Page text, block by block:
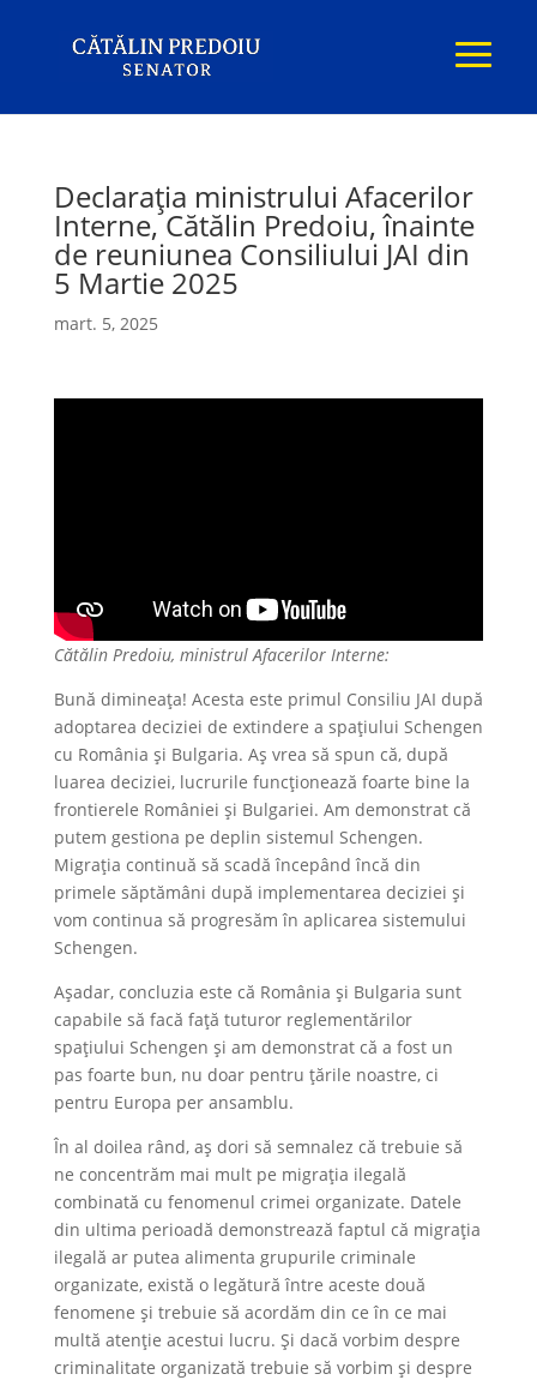
Declarația ministrului Afacerilor
Interne, Cătălin Predoiu, înainte
de reuniunea Consiliului JAI din
5 Martie 2025
mart. 5, 2025
Cătălin Predoiu, ministrul Afacerilor Interne:
Bună dimineaţa! Acesta este primul Consiliu JAI după
adoptarea deciziei de extindere a spațiului Schengen
cu România și Bulgaria. Aș vrea să spun că, după
luarea deciziei, lucrurile funcţionează foarte bine la
frontierele României și Bulgariei. Am demonstrat că
putem gestiona pe deplin sistemul Schengen.
Migrația continuă să scadă începând încă din
primele săptămâni după implementarea deciziei și
vom continua să progresăm în aplicarea sistemului
Schengen.
Așadar, concluzia este că România și Bulgaria sunt
capabile să facă față tuturor reglementărilor
spațiului Schengen și am demonstrat că a fost un
pas foarte bun, nu doar pentru țările noastre, ci
pentru Europa per ansamblu.
În al doilea rând, aș dori să semnalez că trebuie să
ne concentrăm mai mult pe migrația ilegală
combinată cu fenomenul crimei organizate. Datele
din ultima perioadă demonstrează faptul că migrația
ilegală ar putea alimenta grupurile criminale
organizate, există o legătură între aceste două
fenomene și trebuie să acordăm din ce în ce mai
multă atenție acestui lucru. Și dacă vorbim despre
criminalitate organizată trebuie să vorbim și despre